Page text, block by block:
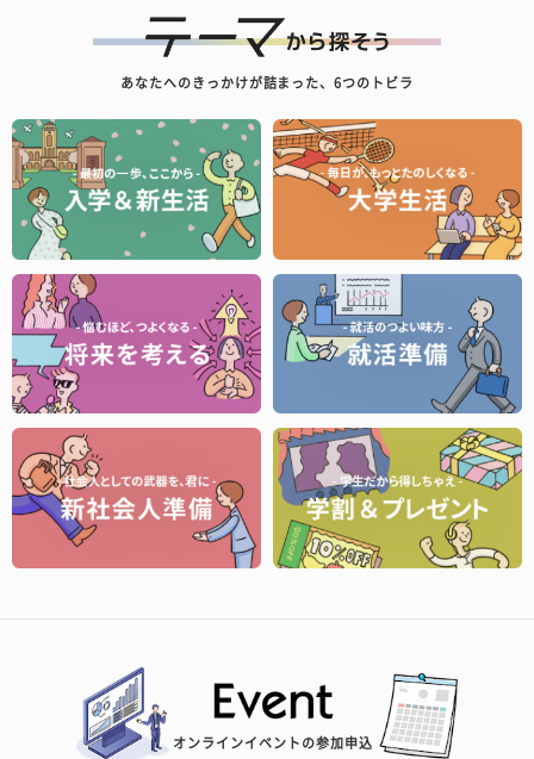
あなたへのきっかけが詰まった、6つのトビラ
オンラインイベントの参加申込